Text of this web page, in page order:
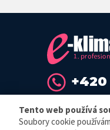
Tento web používá
Soubory cookie